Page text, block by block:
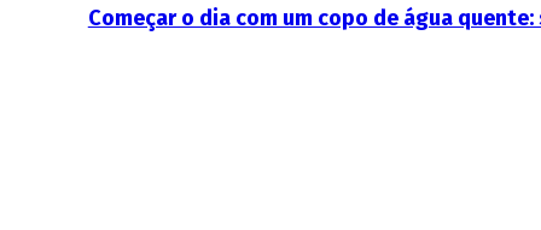
Começar o dia com um copo de água